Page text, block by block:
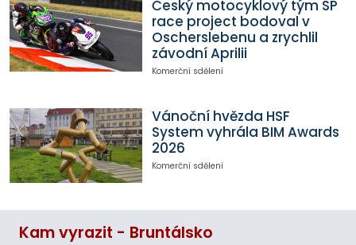
Český motocyklový tým SP
race project bodoval v
Oscherslebenu a zrychlil
závodní Aprilii
Komerční sdělení
Vánoční hvězda HSF
System vyhrála BIM Awards
2026
Komerční sdělení
Kam vyrazit - Bruntálsko